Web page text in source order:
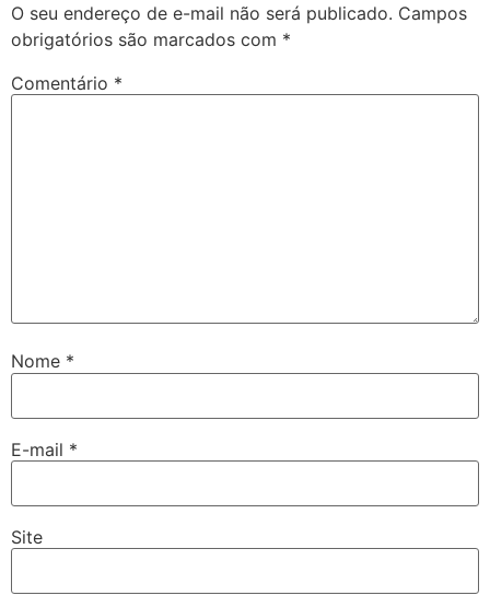
O seu endereço de e-mail não será publicado. Campos
obrigatórios são marcados com *
Comentário *
Nome *
E-mail *
Site